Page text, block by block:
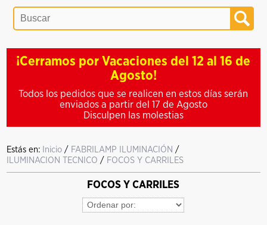
¡Cerramos por Vacaciones del 12 al 16 de
Agosto!
Todos los pedidos que se realicen en estos días serán
enviados a partir del 17 de Agosto
Disculpen las molestias
Estás en: Inicio / FABRILAMP ILUMINACIÓN /
ILUMINACION TECNICO / FOCOS Y CARRILES
FOCOS Y CARRILES